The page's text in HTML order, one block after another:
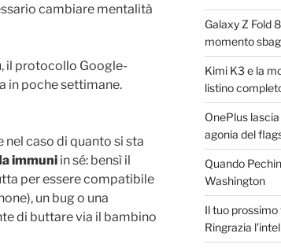
cambiare mentalità
il protocollo Google-
in poche settimane.
nel caso di quanto si sta
immuni in sé: bensì il
per essere compatibile
un bug o una
di buttare via il bambino
Galaxy Z Fold
momento
Kimi K3 e la
listino
OnePlus
agonia del
Quando
Washington
Il tuo
Ringrazia